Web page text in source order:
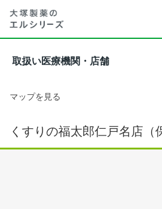
取扱い医療機関・店舗
マップを見る
くすりの福太郎仁戸名店（